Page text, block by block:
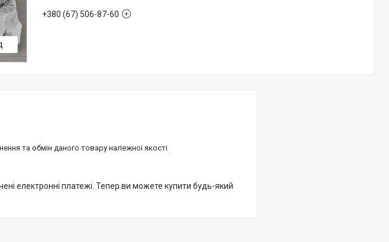
+380 (67) 506-87-60
та обмін даного товару належної якості
електронні платежі. Тепер ви можете купити будь-який